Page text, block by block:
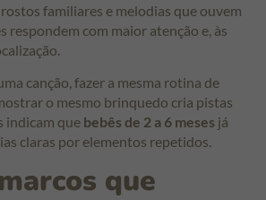
familiares e melodias que ouvem
respondem com maior atenção e, às
canção, fazer a mesma rotina de
o mesmo brinquedo cria pistas
indicam que bebês de 2 a 6 meses já
claras por elementos repetidos.
que